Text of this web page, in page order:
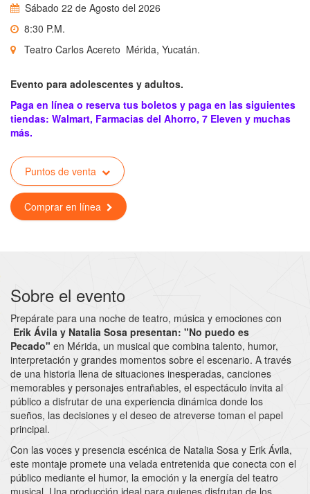
Sábado 22 de Agosto del 2026
8:30 P.M.
Teatro Carlos Acereto Mérida, Yucatán.
Evento para adolescentes y adultos.
Paga en línea o reserva tus boletos y paga en las siguientes
tiendas: Walmart, Farmacias del Ahorro, 7 Eleven y muchas
más.
Puntos de venta
Comprar en línea
Sobre el evento
Prepárate para una noche de teatro, música y emociones con
Erik Ávila y Natalia Sosa presentan: "No puedo es
Pecado" en Mérida, un musical que combina talento, humor,
interpretación y grandes momentos sobre el escenario. A través
de una historia llena de situaciones inesperadas, canciones
memorables y personajes entrañables, el espectáculo invita al
público a disfrutar de una experiencia dinámica donde los
sueños, las decisiones y el deseo de atreverse toman el papel
principal.
Con las voces y presencia escénica de Natalia Sosa y Erik Ávila,
este montaje promete una velada entretenida que conecta con el
público mediante el humor, la emoción y la energía del teatro
musical. Una producción ideal para quienes disfrutan de los